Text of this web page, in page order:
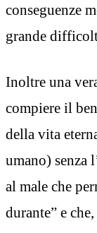
conseguenze
grande
Inoltre una
compiere il
della vita
umano) senza
al male che
durante” e